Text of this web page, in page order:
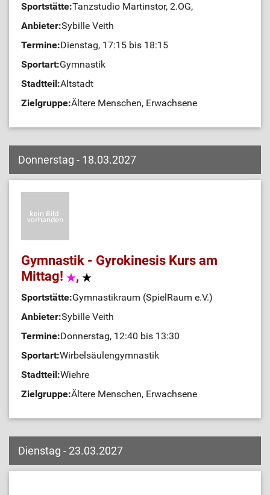
Sportstätte:Tanzstudio Martinstor, 2.OG,
Anbieter:Sybille Veith
Termine:Dienstag, 17:15 bis 18:15
Sportart:Gymnastik
Stadtteil:Altstadt
Zielgruppe:Ältere Menschen, Erwachsene
Donnerstag - 18.03.2027
Gymnastik - Gyrokinesis Kurs am
Mittag!
,
Sportstätte:Gymnastikraum (SpielRaum e.V.)
Anbieter:Sybille Veith
Termine:Donnerstag, 12:40 bis 13:30
Sportart:Wirbelsäulengymnastik
Stadtteil:Wiehre
Zielgruppe:Ältere Menschen, Erwachsene
Dienstag - 23.03.2027